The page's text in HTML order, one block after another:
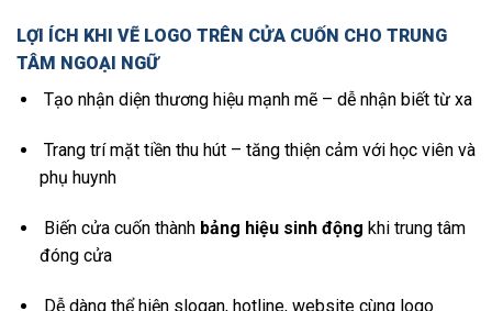
LỢI ÍCH KHI VẼ LOGO TRÊN CỬA CUỐN CHO TRUNG
TÂM NGOẠI NGỮ
Tạo nhận diện thương hiệu mạnh mẽ – dễ nhận biết từ xa
Trang trí mặt tiền thu hút – tăng thiện cảm với học viên và
phụ huynh
Biến cửa cuốn thành bảng hiệu sinh động khi trung tâm
đóng cửa
Dễ dàng thể hiện slogan, hotline, website cùng logo